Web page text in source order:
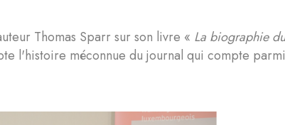
Thomas Sparr sur son livre « La biographie
l'histoire méconnue du journal qui compte